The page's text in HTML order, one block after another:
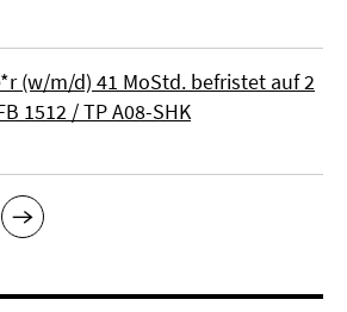
(w/m/d) 41 MoStd. befristet auf 2
1512 / TP A08-SHK